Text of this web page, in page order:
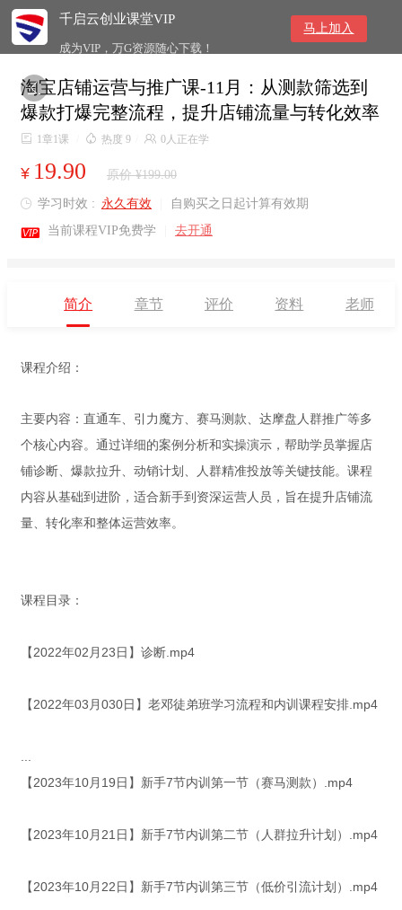
千启云创业课堂VIP
成为VIP，万G资源随心下载！
马上加入

淘宝店铺运营与推广课-11月：从测款筛选到
爆款打爆完整流程，提升店铺流量与转化效率
 1章1课  热度 9  0人正在学
¥ 19.90 原价 ¥199.00
 学习时效 : 永久有效 自购买之日起计算有效期
 当前课程VIP免费学 去开通
简介 章节 评价 资料 老师
课程介绍：
主要内容：直通车、引力魔方、赛马测款、达摩盘人群推广等多
个核心内容。通过详细的案例分析和实操演示，帮助学员掌握店
铺诊断、爆款拉升、动销计划、人群精准投放等关键技能。课程
内容从基础到进阶，适合新手到资深运营人员，旨在提升店铺流
量、转化率和整体运营效率。
课程目录：
【2022年02月23日】诊断.mp4
【2022年03月030日】老邓徒弟班学习流程和内训课程安排.mp4
【2023年10月19日】新手7节内训第一节（赛马测款）.mp4
【2023年10月21日】新手7节内训第二节（人群拉升计划）.mp4
【2023年10月22日】新手7节内训第三节（低价引流计划）.mp4